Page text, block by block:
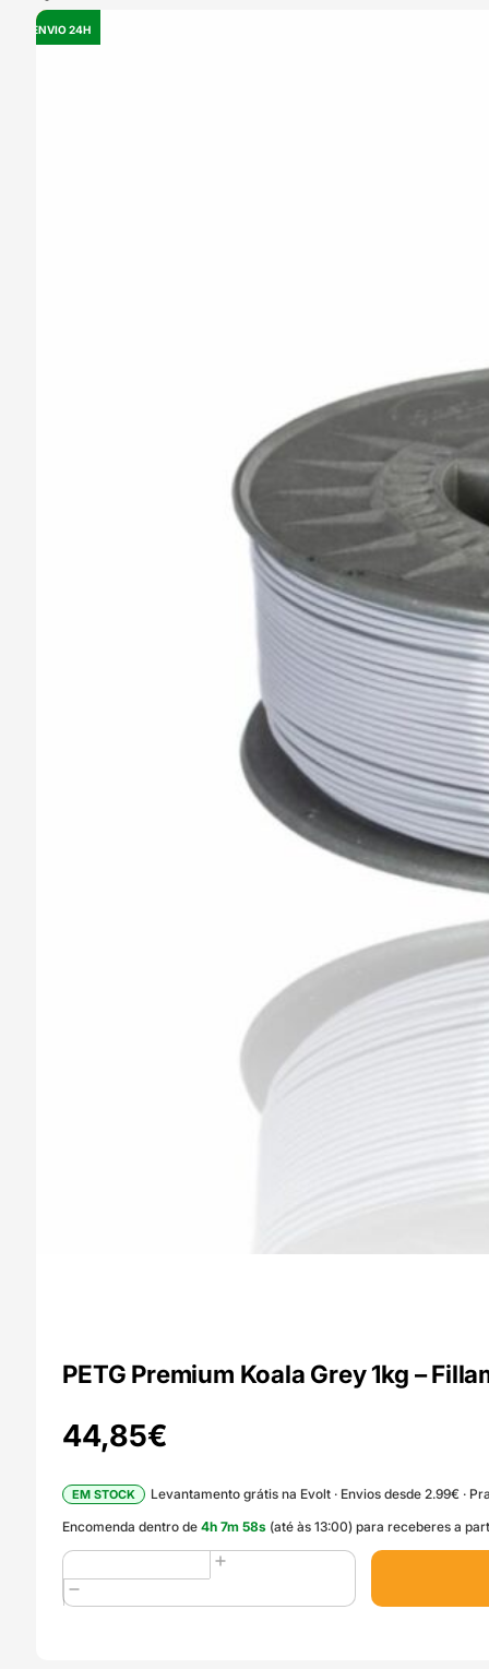
PETG Premium Koala Grey 1kg –
44,85€
EM STOCK
Levantamento grátis na Evolt · Envios desde 2.99€ ·
Encomenda dentro de4h7m57s (até às 13:00) para receberes a
Quantidade
de
PETG
OUTLET
ENVIO 24H